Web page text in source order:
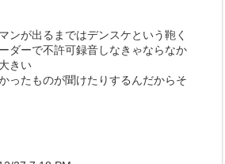
ンが出るまではデンスケという鞄く
ダーで不許可録音しなきゃならなか
きい
ったものが聞けたりするんだからそ